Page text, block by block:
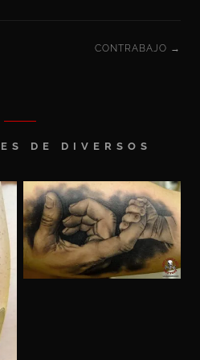
CONTRABAJO →
DE DIVERSOS